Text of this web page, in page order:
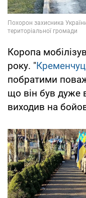
Коропа
року. "
побратими
що він був дуже
виходив на